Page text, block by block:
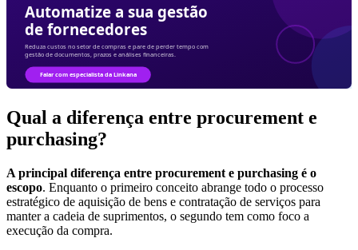
Qual a diferença entre procurement e
purchasing?
A principal diferença entre procurement e purchasing é o
escopo. Enquanto o primeiro conceito abrange todo o processo
estratégico de aquisição de bens e contratação de serviços para
manter a cadeia de suprimentos, o segundo tem como foco a
execução da compra.